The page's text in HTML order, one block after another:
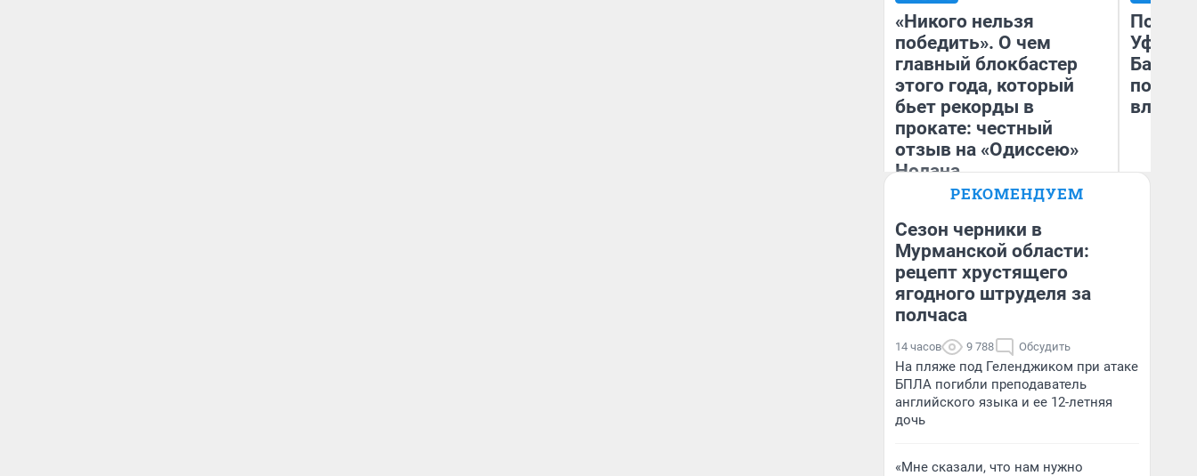
«Никого нельзя
победить». О чем
главный блокбастер
этого года, который
бьет рекорды в
прокате: честный
отзыв на «Одиссею»
Нолана
Стас Соколов
Уфы:
РЕКОМЕНДУЕМ
Сезон черники в
Мурманской области:
рецепт хрустящего
ягодного штруделя за
полчаса
14 часов 9 788 Обсудить
На пляже под Геленджиком при атаке
БПЛА погибли преподаватель
английского языка и ее 12-летняя
дочь
«Мне сказали, что нам нужно